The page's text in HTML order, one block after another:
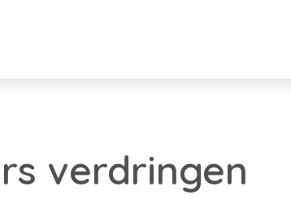
verdringen